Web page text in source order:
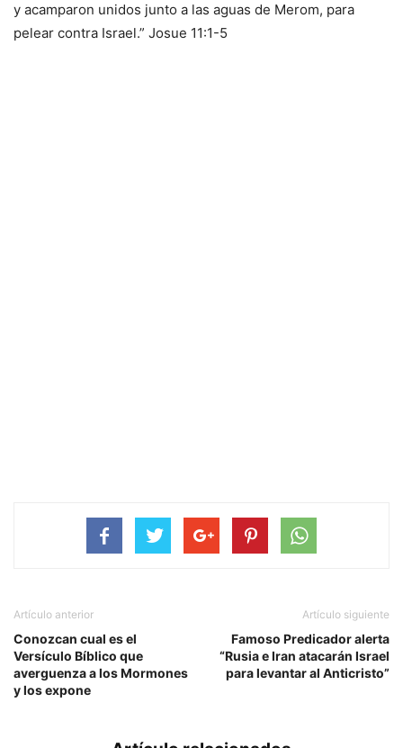
y acamparon unidos junto a las aguas de Merom, para
pelear contra Israel.” Josue 11:1-5
Artículo anterior
Conozcan cual es el
Versículo Bíblico que
averguenza a los Mormones
y los expone
Artículo siguiente
Famoso Predicador alerta
“Rusia e Iran atacarán Israel
para levantar al Anticristo”